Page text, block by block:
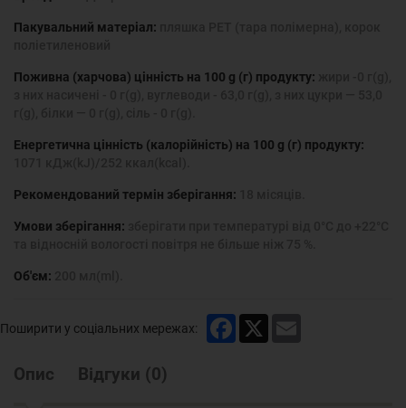
Пакувальний матеріал:
Поживна (харчова) цінність на 100 g (г) продукту:
Енергетична цінність (калорійність) на 100 g (г) продукту:
Рекомендований термін зберігання:
Умови зберігання:
Об'єм:
Поширити у соціальних мережах: Facebook
Опис Відгуки (0)